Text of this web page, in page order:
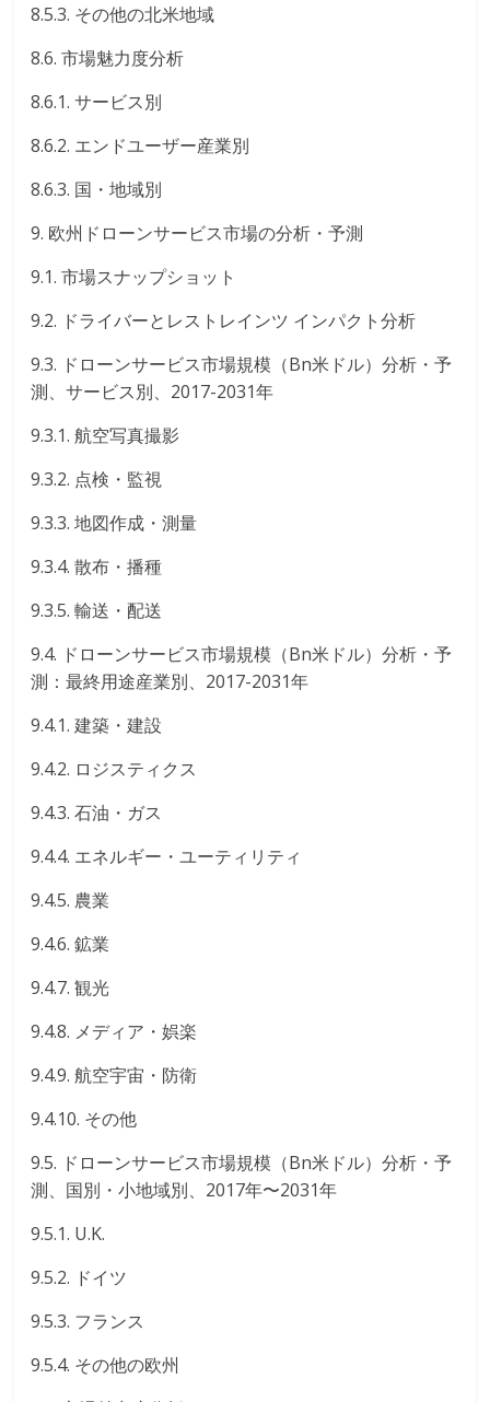
8.5.3. その他の北米地域
8.6. 市場魅力度分析
8.6.1. サービス別
8.6.2. エンドユーザー産業別
8.6.3. 国・地域別
9. 欧州ドローンサービス市場の分析・予測
9.1. 市場スナップショット
9.2. ドライバーとレストレインツ インパクト分析
9.3. ドローンサービス市場規模（Bn米ドル）分析・予
測、サービス別、2017-2031年
9.3.1. 航空写真撮影
9.3.2. 点検・監視
9.3.3. 地図作成・測量
9.3.4. 散布・播種
9.3.5. 輸送・配送
9.4. ドローンサービス市場規模（Bn米ドル）分析・予
測：最終用途産業別、2017-2031年
9.4.1. 建築・建設
9.4.2. ロジスティクス
9.4.3. 石油・ガス
9.4.4. エネルギー・ユーティリティ
9.4.5. 農業
9.4.6. 鉱業
9.4.7. 観光
9.4.8. メディア・娯楽
9.4.9. 航空宇宙・防衛
9.4.10. その他
9.5. ドローンサービス市場規模（Bn米ドル）分析・予
測、国別・小地域別、2017年〜2031年
9.5.1. U.K.
9.5.2. ドイツ
9.5.3. フランス
9.5.4. その他の欧州